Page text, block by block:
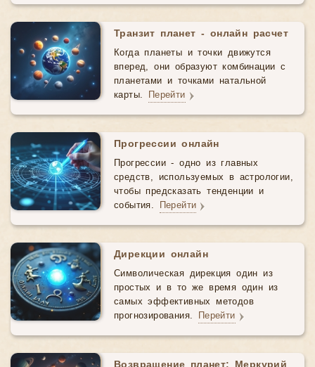
Транзит планет - онлайн расчет
Когда планеты и точки движутся
вперед, они образуют комбинации с
планетами и точками натальной
карты.
Перейти
Прогрессии онлайн
Прогрессии - одно из главных
средств, используемых в астрологии,
чтобы предсказать тенденции и
события.
Перейти
Дирекции онлайн
Символическая дирекция один из
простых и в то же время один из
самых эффективных методов
прогнозирования.
Перейти
Возвращение планет: Меркурий